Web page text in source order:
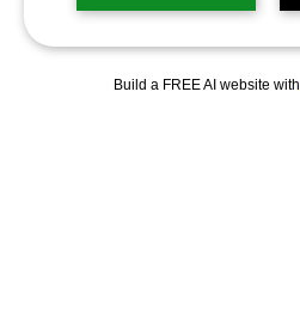
Build a FREE AI website with